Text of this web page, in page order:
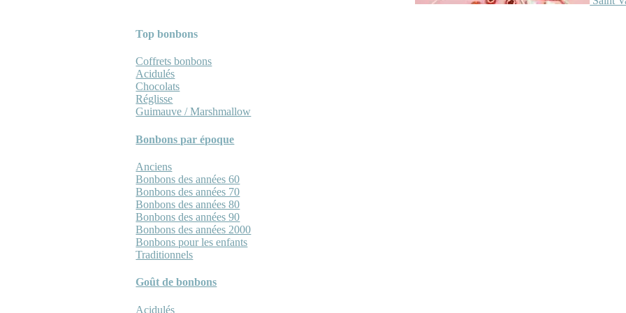
Top bonbons
Coffrets bonbons
Acidulés
Chocolats
Réglisse
Guimauve / Marshmallow
Bonbons par époque
Anciens
Bonbons des années 60
Bonbons des années 70
Bonbons des années 80
Bonbons des années 90
Bonbons des années 2000
Bonbons pour les enfants
Traditionnels
Goût de bonbons
Acidulés